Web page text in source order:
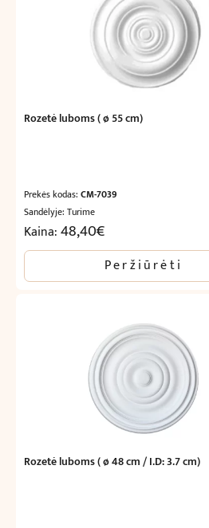
Rozetė luboms ( ø 55 cm)
Prekės kodas: CM-7039
Sandėlyje: Turime
Kaina:48,40€
Peržiūrėti
Rozetė luboms ( ø 48 cm / I.D: 3.7 cm)